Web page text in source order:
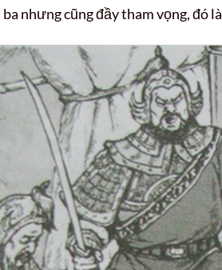
nhưng cũng đầy tham vọng, đó là